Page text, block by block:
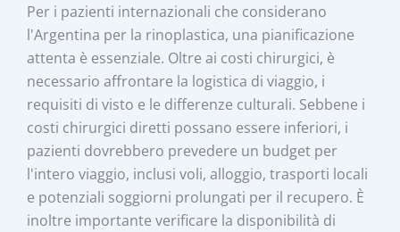
Per i pazienti internazionali che considerano
l'Argentina per la rinoplastica, una pianificazione
attenta è essenziale. Oltre ai costi chirurgici, è
necessario affrontare la logistica di viaggio, i
requisiti di visto e le differenze culturali. Sebbene i
costi chirurgici diretti possano essere inferiori, i
pazienti dovrebbero prevedere un budget per
l'intero viaggio, inclusi voli, alloggio, trasporti locali
e potenziali soggiorni prolungati per il recupero. È
inoltre importante verificare la disponibilità di